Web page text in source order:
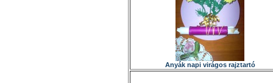
Anyák napi virágos rajztartó